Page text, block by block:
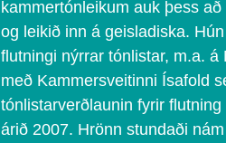
kammertónleikum auk þess
og leikið inn á geisladiska.
flutningi nýrrar tónlistar, m.a.
með Kammersveitinni Ísafold
tónlistarverðlaunin fyrir
árið 2007. Hrönn stundaði